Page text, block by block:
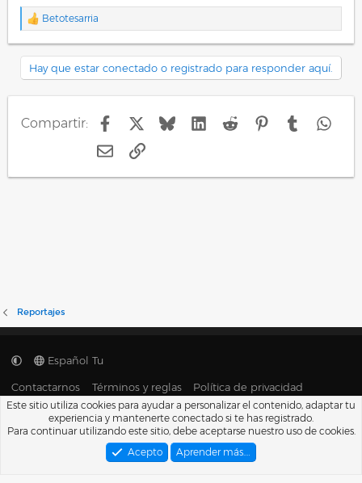
R
a
c
c
e
Betotesarria
Hay que estar conectado o registrado para responder aquí.
Compartir: FacebookBlueskyLinkedIn
Reddit PinterestTumblr
E-mailEnlace
Reportajes
Español Tu
Contactarnos Términos y reglas
Política de privacidad
Ayuda
Portal
R
S
S
Community platform by XenForo® © 2010-2026 XenForo Ltd.
XenFacil.com. © 2010-2019
Este sitio utiliza cookies para ayudar a personalizar el contenido, adaptar tu
experiencia y mantenerte conectado si te has registrado.
Para continuar utilizando este sitio, debe aceptarse nuestro uso de cookies.
Acepto
Aprender más.…